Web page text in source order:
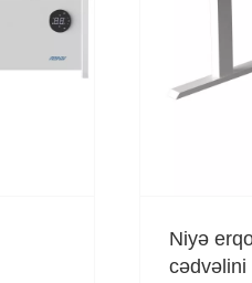
Niyə
cədvəlini